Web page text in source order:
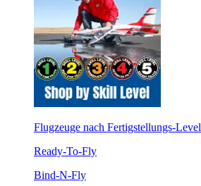
Flugzeuge nach Fertigstellungs-Level
Ready-To-Fly
Bind-N-Fly